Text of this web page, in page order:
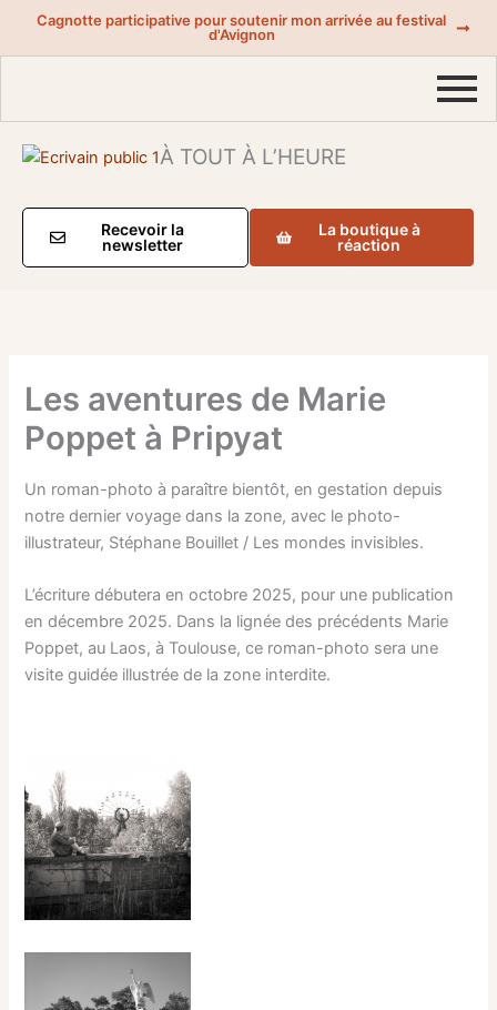
Cagnotte participative pour soutenir mon arrivée au festival
d'Avignon
À TOUT À L’HEURE
La boutique à
réaction
Recevoir la
newsletter
Les aventures de Marie
Poppet à Pripyat
Un roman-photo à paraître bientôt, en gestation depuis
notre dernier voyage dans la zone, avec le photo-
illustrateur, Stéphane Bouillet / Les mondes invisibles.
L’écriture débutera en octobre 2025, pour une publication
en décembre 2025. Dans la lignée des précédents Marie
Poppet, au Laos, à Toulouse, ce roman-photo sera une
visite guidée illustrée de la zone interdite.